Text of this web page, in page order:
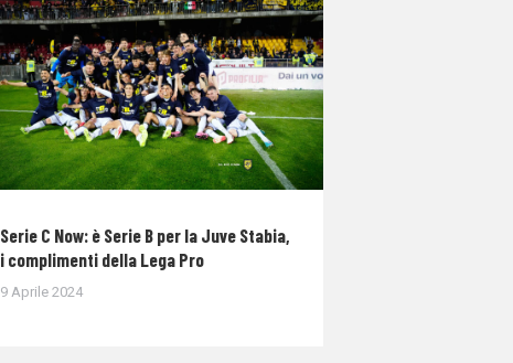
Serie C Now: è Serie B per la Juve Stabia,
i complimenti della Lega Pro
9 Aprile 2024